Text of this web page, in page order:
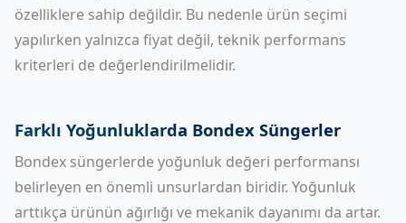
özelliklere sahip değildir. Bu nedenle ürün seçimi
yapılırken yalnızca fiyat değil, teknik performans
kriterleri de değerlendirilmelidir.
Farklı Yoğunluklarda Bondex Süngerler
Bondex süngerlerde yoğunluk değeri performansı
belirleyen en önemli unsurlardan biridir. Yoğunluk
arttıkça ürünün ağırlığı ve mekanik dayanımı da artar.